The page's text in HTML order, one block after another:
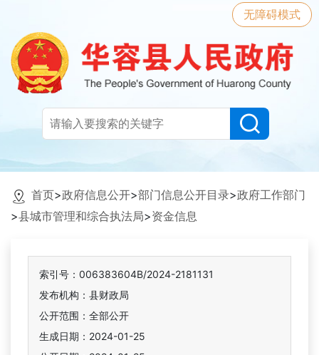
无障碍模式
首页>政府信息公开>部门信息公开目录>政府工作部门
>县城市管理和综合执法局>资金信息
索引号：006383604B/2024-2181131
发布机构：县财政局
公开范围：全部公开
生成日期：2024-01-25